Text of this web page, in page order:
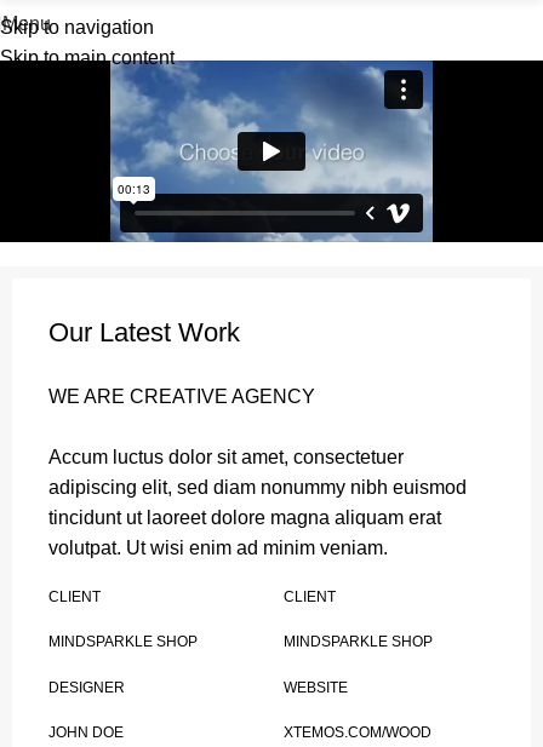
Skip to navigation
Skip to main content
Menu
Our Latest Work
WE ARE CREATIVE AGENCY
Accum luctus dolor sit amet, consectetuer
adipiscing elit, sed diam nonummy nibh euismod
tincidunt ut laoreet dolore magna aliquam erat
volutpat. Ut wisi enim ad minim veniam.
CLIENT
MINDSPARKLE SHOP
CLIENT
MINDSPARKLE SHOP
DESIGNER
JOHN DOE
WEBSITE
XTEMOS.COM/WOOD